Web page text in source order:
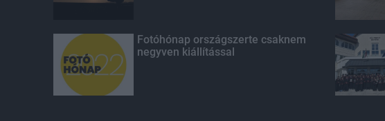
Fotóhónap országszerte csaknem
negyven kiállítással